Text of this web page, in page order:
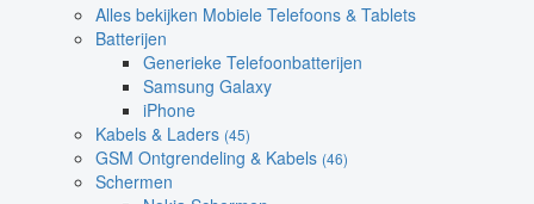
Alles bekijken Mobiele Telefoons & Tablets
Batterijen
Generieke Telefoonbatterijen
Samsung Galaxy
iPhone
Kabels & Laders (45)
GSM Ontgrendeling & Kabels (46)
Schermen